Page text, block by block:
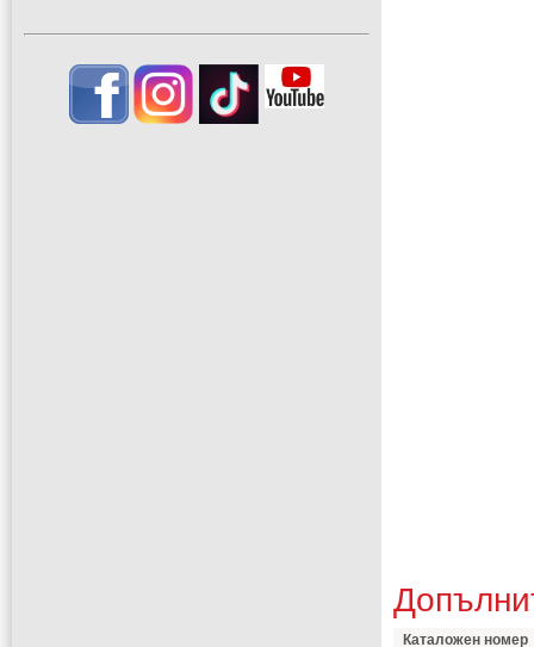
Каталожен номер